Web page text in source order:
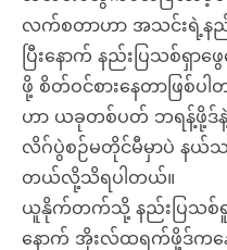
လက်စတာဟာ အသင်းရဲ့န
ပြီးနောက် နည်းပြသစ်ရှာ
ဖို့ စိတ်ဝင်စားနေတာဖြ
ဟာ ယခုတစ်ပတ် ဘရန့်ဖို့ဒ်နဲ့
လိဂ်ပွဲစဉ်မတိုင်မီမှာပဲ နယ်
တယ်လို့သိရပါတယ်။
ယူနိုက်တက်သို့ နည်းပြသစ်ရူ
နောက် အိုးလ်ထရက်ဖို့ဒ်ကန